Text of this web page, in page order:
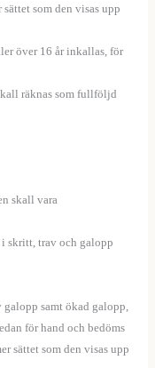
som den visas upp
över 16 år inkallas, för
räknas som fullföljd
skall vara
skritt, trav och galopp
samt ökad galopp,
för hand och bedöms
sättet som den visas upp